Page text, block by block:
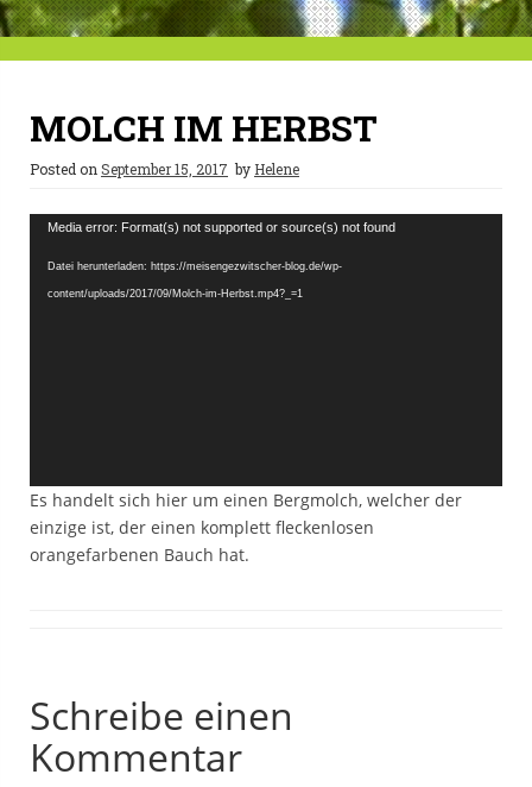
MOLCH IM HERBST
Posted on September 15, 2017 by Helene
Video-
Media error: Format(s) not supported or source(s) not found
Datei herunterladen: https://meisengezwitscher-blog.de/wp-
content/uploads/2017/09/Molch-im-Herbst.mp4?_=1
Es handelt sich hier um einen Bergmolch, welcher der
einzige ist, der einen komplett fleckenlosen
orangefarbenen Bauch hat.
Schreibe einen
Kommentar